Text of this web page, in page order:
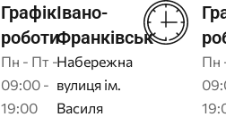
Графік
роботи
Пн - Пт -
09:00 -
19:00
Івано-
Франківськ
Набережна
вулиця ім.
Василя
Пн